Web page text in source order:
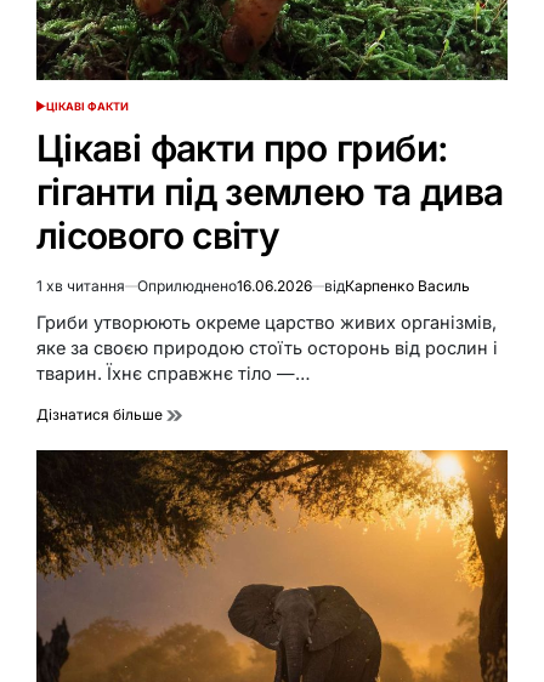
ОПУБЛІКУВАТИ
ЦІКАВІ ФАКТИ
Цікаві факти про гриби:
гіганти під землею та дива
лісового світу
Орієнтовний
час
читання
1 хв читання Оприлюднено16.06.2026 відКарпенко Василь
Гриби утворюють окреме царство живих організмів,
яке за своєю природою стоїть осторонь від рослин і
тварин. Їхнє справжнє тіло —…
Дізнатися більше